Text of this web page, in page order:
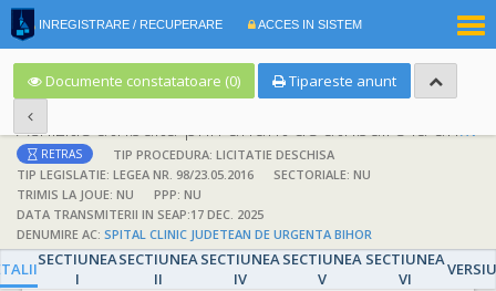
INREGISTRARE / RECUPERARE ACCES IN SISTEM
Documente constatatoare (0) Tipareste anunt
Achizitie atribuita prin anunt de atribuire la anunt de participare
RETRAS
TIP PROCEDURA: LICITATIE DESCHISA
TIP LEGISLATIE: LEGEA NR. 98/23.05.2016
SECTORIALE: NU
TRIMIS LA JOUE: NU
PPP: NU
DATA TRANSMITERII IN SEAP:17 DEC. 2025
DENUMIRE AC: SPITAL CLINIC JUDETEAN DE URGENTA BIHOR
SECTIUNEA
I
SECTIUNEA
II
SECTIUNEA
IV
SECTIUNEA
V
SECTIUNEA
VI
DETALII